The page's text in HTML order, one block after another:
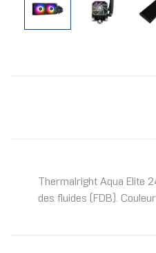
Thermalright Aqua Elite
des fluides (FDB).